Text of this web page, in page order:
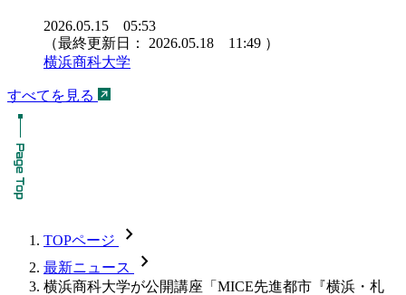
2026.05.15 05:53
（最終更新日： 2026.05.18 11:49 ）
横浜商科大学
すべてを見る
TOPページ chevron_forward
最新ニュース chevron_forward
横浜商科大学が公開講座「MICE先進都市『横浜・札